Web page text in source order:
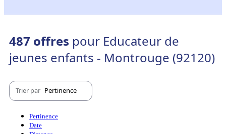
487 offres pour Educateur de
jeunes enfants - Montrouge (92120)
Trier par Pertinence
Pertinence
Date